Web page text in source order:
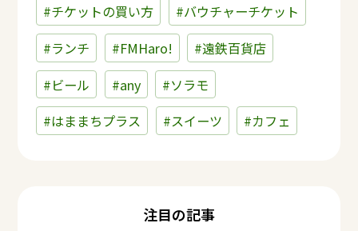
#チケットの買い方
#バウチャーチケット
#ランチ
#FMHaro!
#遠鉄百貨店
#ビール
#any
#ソラモ
#はままちプラス
#スイーツ #カフェ
注目の記事